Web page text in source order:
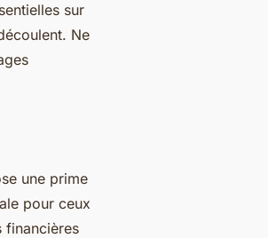
sur
Ne
une prime
pour ceux
financières